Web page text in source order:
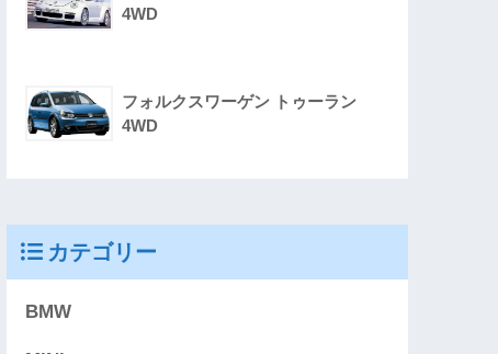
4WD
フォルクスワーゲン トゥーラン
4WD
カテゴリー
BMW